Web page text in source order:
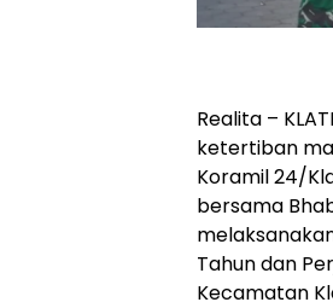
Realita –
ketertiban
Koramil 24/
bersama
Tahun dan
Kecamatan